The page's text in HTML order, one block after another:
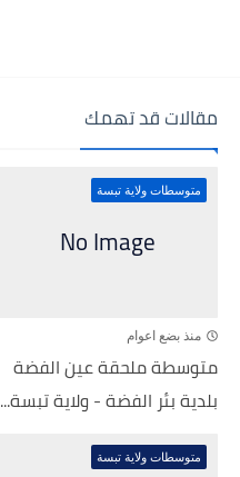
مقالات قد تهمك
متوسطات ولاية تبسة
منذ بضع اعوام
متوسطة ملحقة عين الفضة
بلدية بئر الفضة - ولاية تبسة...
متوسطات ولاية تبسة